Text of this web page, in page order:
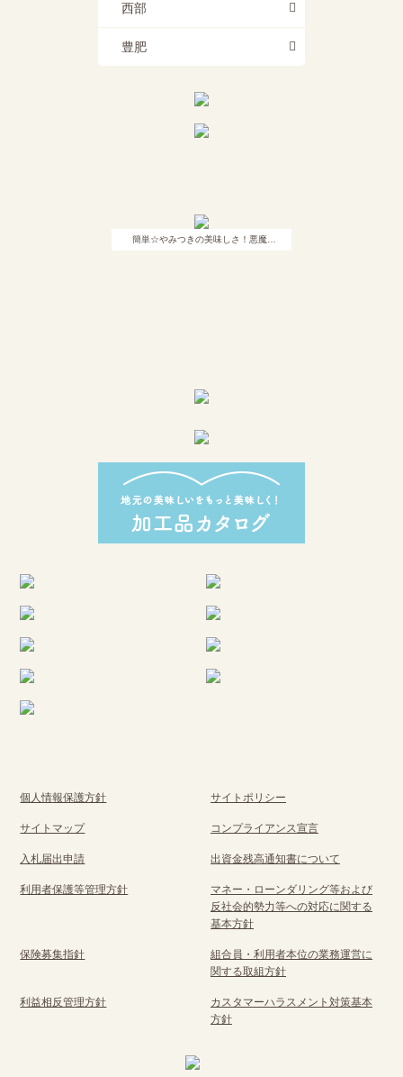
西部
豊肥
簡単☆やみつきの美味しさ！悪魔…
個人情報保護方針 サイトポリシー
サイトマップ コンプライアンス宣言
入札届出申請 出資金残高通知書について
利用者保護等管理方針
マネー・ローンダリング等および
反社会的勢力等への対応に関する
基本方針
保険募集指針
組合員・利用者本位の業務運営に
関する取組方針
利益相反管理方針
カスタマーハラスメント対策基本
方針